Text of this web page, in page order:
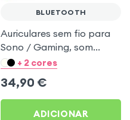
BLUETOOTH
Auriculares sem fio para
Sono / Gaming, som
imersivo com redução de
Rosa
+ 2 cores
34,90 €
ADICIONAR